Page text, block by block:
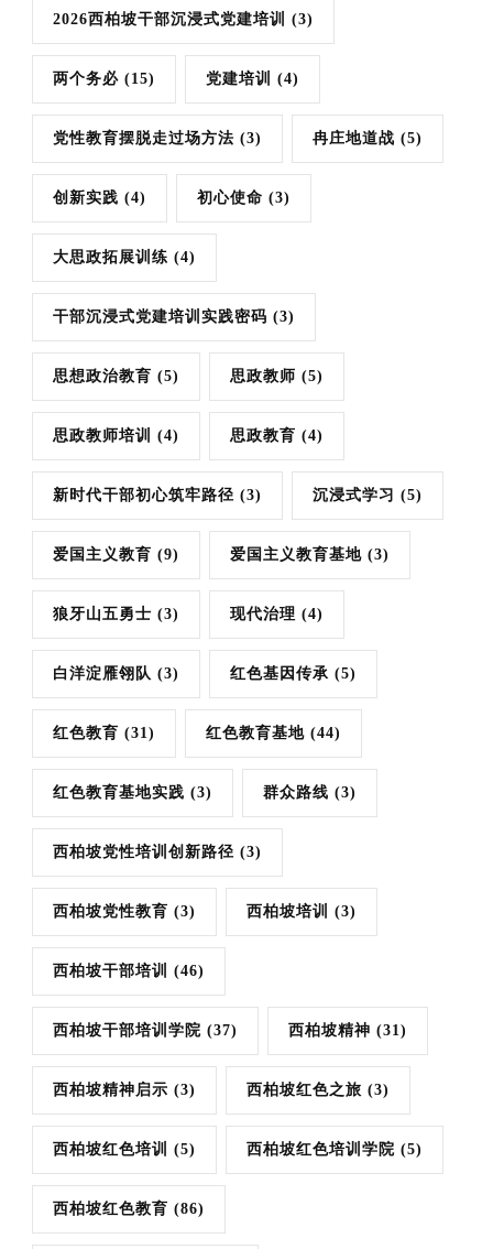
2026西柏坡干部沉浸式党建培训 (3)
两个务必 (15) 党建培训 (4)
党性教育摆脱走过场方法 (3) 冉庄地道战 (5)
创新实践 (4) 初心使命 (3)
大思政拓展训练 (4)
干部沉浸式党建培训实践密码 (3)
思想政治教育 (5) 思政教师 (5)
思政教师培训 (4) 思政教育 (4)
新时代干部初心筑牢路径 (3) 沉浸式学习 (5)
爱国主义教育 (9) 爱国主义教育基地 (3)
狼牙山五勇士 (3) 现代治理 (4)
白洋淀雁翎队 (3) 红色基因传承 (5)
红色教育 (31) 红色教育基地 (44)
红色教育基地实践 (3) 群众路线 (3)
西柏坡党性培训创新路径 (3)
西柏坡党性教育 (3) 西柏坡培训 (3)
西柏坡干部培训 (46)
西柏坡干部培训学院 (37) 西柏坡精神 (31)
西柏坡精神启示 (3) 西柏坡红色之旅 (3)
西柏坡红色培训 (5) 西柏坡红色培训学院 (5)
西柏坡红色教育 (86)